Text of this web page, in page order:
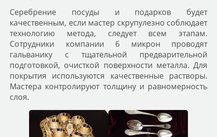
Серебрение посуды и подарков будет
качественным, если мастер скрупулезно соблюдает
технологию метода, следует всем этапам.
Сотрудники компании 6 микрон проводят
гальванику с тщательной предварительной
подготовкой, очисткой поверхности металла. Для
покрытия используются качественные растворы.
Мастера контролируют толщину и равномерность
слоя.